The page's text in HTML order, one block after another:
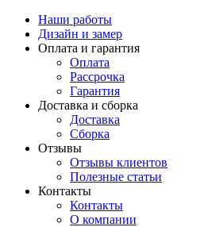
Наши работы
Дизайн и замер
Оплата и гарантия
Оплата
Рассрочка
Гарантия
Доставка и сборка
Доставка
Сборка
Отзывы
Отзывы клиентов
Полезные статьи
Контакты
Контакты
О компании